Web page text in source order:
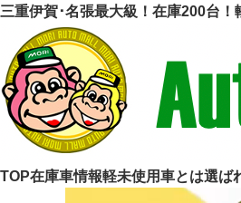
三重伊賀･名張最大級！在庫200台
TOP在庫車情報軽未使用車とは選ば